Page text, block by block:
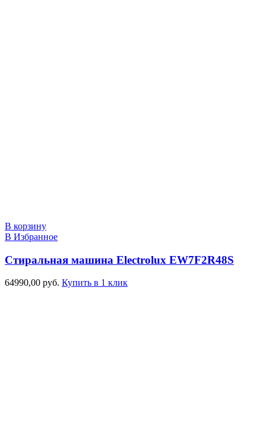
В корзину
В Избранное
Стиральная машина Electrolux EW7F2R48S
64990,00 руб. Купить в 1 клик